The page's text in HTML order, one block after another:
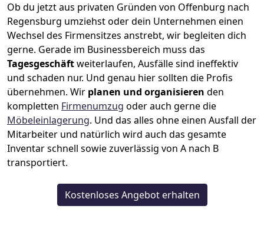
Ob du jetzt aus privaten Gründen von Offenburg nach
Regensburg umziehst oder dein Unternehmen einen
Wechsel des Firmensitzes anstrebt, wir begleiten dich
gerne. Gerade im Businessbereich muss das
Tagesgeschäftweiterlaufen, Ausfälle sind ineffektiv
und schaden nur. Und genau hier sollten die Profis
übernehmen. Wir planen und organisieren den
kompletten Firmenumzug oder auch gerne die
Möbeleinlagerung. Und das alles ohne einen Ausfall der
Mitarbeiter und natürlich wird auch das gesamte
Inventar schnell sowie zuverlässig von A nach B
transportiert.
Kostenloses Angebot erhalten